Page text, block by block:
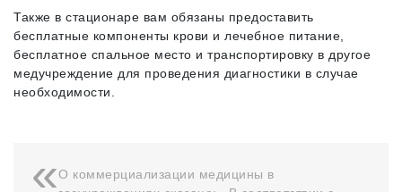
Также в стационаре вам обязаны предоставить
бесплатные компоненты крови и лечебное питание,
бесплатное спальное место и транспортировку в другое
медучреждение для проведения диагностики в случае
необходимости.
О коммерциализации медицины в